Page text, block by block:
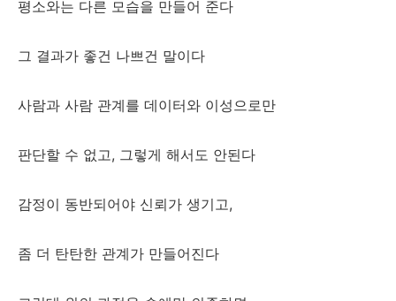
평소와는 다른 모습을 만들어 준다
그 결과가 좋건 나쁘건 말이다
사람과 사람 관계를 데이터와 이성으로만
판단할 수 없고, 그렇게 해서도 안된다
감정이 동반되어야 신뢰가 생기고,
좀 더 탄탄한 관계가 만들어진다